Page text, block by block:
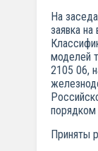
На
заявка на
моделей
2105 06,
Приняты